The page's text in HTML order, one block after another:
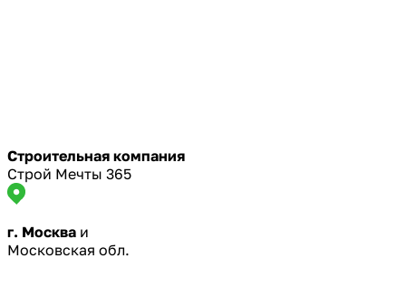
Строительная компания
Строй Мечты 365
г. Москва и
Московская обл.